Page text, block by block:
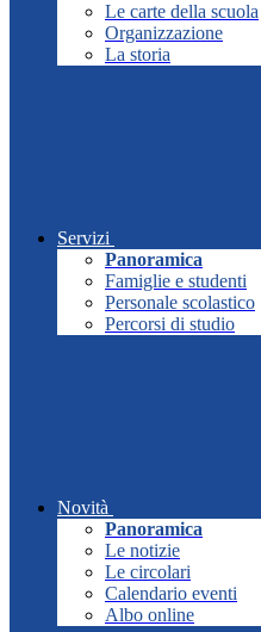
Le carte della scuola
Organizzazione
La storia
Servizi
Panoramica
Famiglie e studenti
Personale scolastico
Percorsi di studio
Novità
Panoramica
Le notizie
Le circolari
Calendario eventi
Albo online